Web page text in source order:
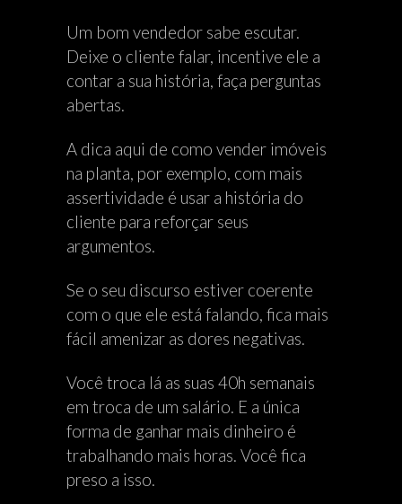
Um bom vendedor sabe escutar.
Deixe o cliente falar, incentive ele a
contar a sua história, faça perguntas
abertas.
A dica aqui de como vender imóveis
na planta, por exemplo, com mais
assertividade é usar a história do
cliente para reforçar seus
argumentos.
Se o seu discurso estiver coerente
com o que ele está falando, fica mais
fácil amenizar as dores negativas.
Você troca lá as suas 40h semanais
em troca de um salário. E a única
forma de ganhar mais dinheiro é
trabalhando mais horas. Você fica
preso a isso.